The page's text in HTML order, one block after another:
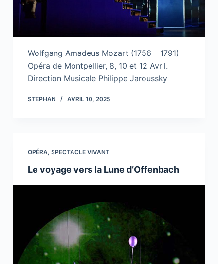
Wolfgang Amadeus Mozart (1756 – 1791)
Opéra de Montpellier, 8, 10 et 12 Avril.
Direction Musicale Philippe Jaroussky
STEPHAN AVRIL 10, 2025
OPÉRA, SPECTACLE VIVANT
Le voyage vers la Lune d’Offenbach